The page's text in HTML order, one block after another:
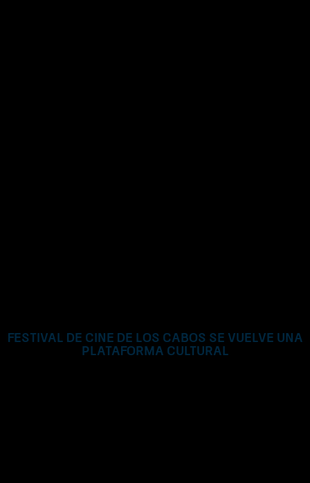
Festival de Cine de Los Cabos se vuelve una
plataforma Cultural